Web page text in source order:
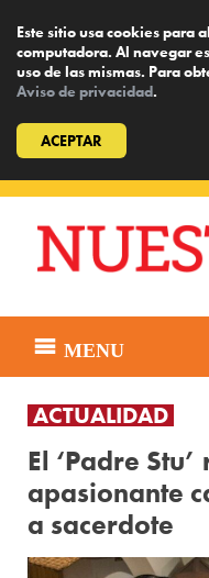
Este sitio usa cookies para
computadora. Al navegar
uso de las mismas. Para
Aviso de privacidad.
ACEPTAR
content
MENU
ACTUALIDAD
El ‘Padre
apasionante
a sacerdote